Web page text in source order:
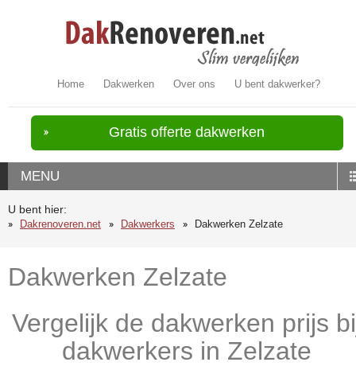
Home Dakwerken Over ons U bent dakwerker?
Gratis offerte dakwerken
MENU
U bent hier:
Dakrenoveren.net
Dakwerkers Dakwerken Zelzate
Dakwerken Zelzate
Vergelijk de dakwerken prijs
dakwerkers in Zelzate